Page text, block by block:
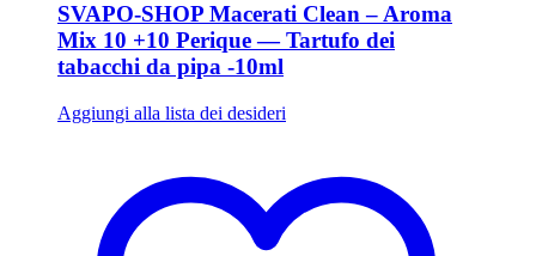
SVAPO-SHOP Macerati Clean – Aroma
Mix 10 +10 Perique — Tartufo dei
tabacchi da pipa -10ml
Aggiungi alla lista dei desideri